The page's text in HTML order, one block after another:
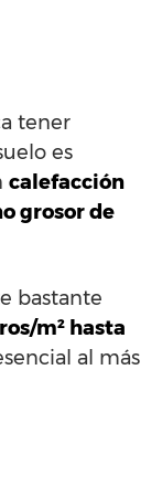
tener
es
calefacción
grosor de
bastante
m² hasta
al más